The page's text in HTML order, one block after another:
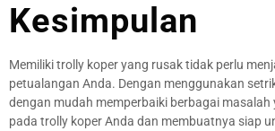
Kesimpulan
Memiliki trolly koper yang rusak tidak perlu
petualangan Anda. Dengan menggunakan
dengan mudah memperbaiki berbagai
pada trolly koper Anda dan membuatnya siap